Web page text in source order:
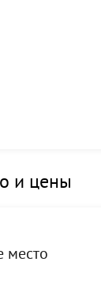
и цены
место